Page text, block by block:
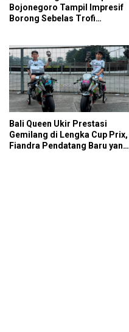
Bojonegoro Tampil Impresif
Borong Sebelas Trofi
Bali Queen Ukir Prestasi
Gemilang di Lengka Cup Prix,
Fiandra Pendatang Baru yang